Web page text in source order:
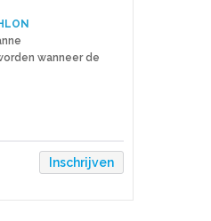
wanneer de
Inschrijven